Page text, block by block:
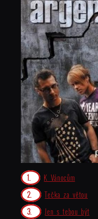
K Vánocům
Tečka za větou
Jen s tebou být